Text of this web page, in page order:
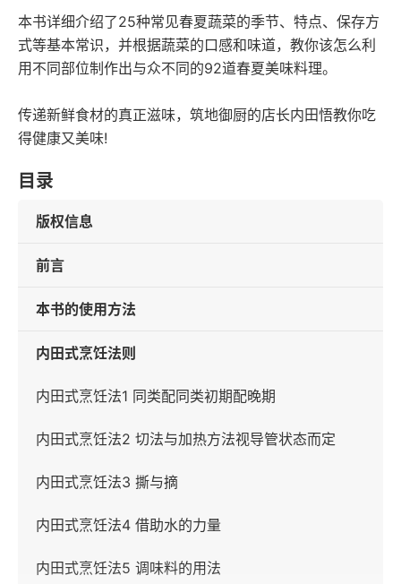
本书详细介绍了25种常见春夏蔬菜的季节、特点、保存方
式等基本常识，并根据蔬菜的口感和味道，教你该怎么利
用不同部位制作出与众不同的92道春夏美味料理。
传递新鲜食材的真正滋味，筑地御厨的店长内田悟教你吃
得健康又美味!
目录
版权信息
前言
本书的使用方法
内田式烹饪法则
内田式烹饪法1 同类配同类初期配晚期
内田式烹饪法2 切法与加热方法视导管状态而定
内田式烹饪法3 撕与摘
内田式烹饪法4 借助水的力量
内田式烹饪法5 调味料的用法